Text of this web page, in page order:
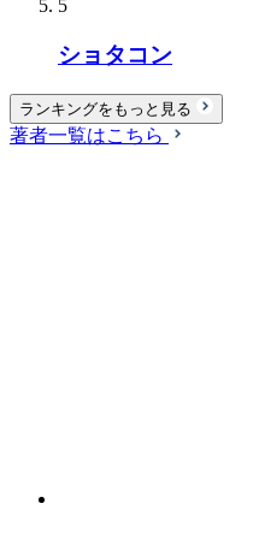
5
ショタコン
ランキングをもっと見る
著者一覧はこちら